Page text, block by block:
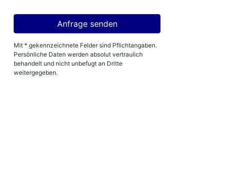
Mit * gekennzeichnete Felder sind Pflichtangaben.
Persönliche Daten werden absolut vertraulich
behandelt und nicht unbefugt an Dritte
weitergegeben.